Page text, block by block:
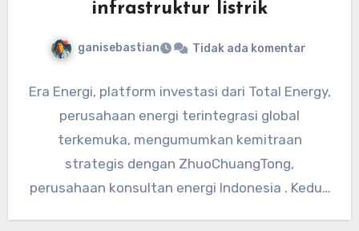
infrastruktur listrik
ganisebastian Tidak ada komentar
Era Energi, platform investasi dari Total Energy,
perusahaan energi terintegrasi global
terkemuka, mengumumkan kemitraan
strategis dengan ZhuoChuangTong,
perusahaan konsultan energi Indonesia . Kedua